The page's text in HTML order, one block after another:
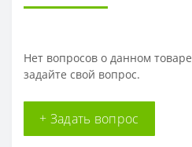
Нет вопросов о данном
задайте свой вопрос.
+ Задать вопрос